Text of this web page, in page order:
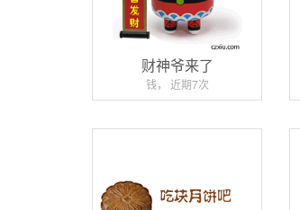
财神爷来了
钱， 近期7次